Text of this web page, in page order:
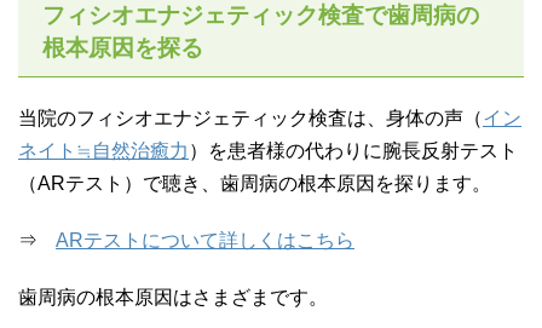
フィシオエナジェティック検査で歯周病の
根本原因を探る
当院のフィシオエナジェティック検査は、身体の声（イン
ネイト≒自然治癒力 ）を患者様の代わりに腕長反射テスト
（ARテスト）で聴き、歯周病の根本原因を探ります。
⇒ ARテストについて詳しくはこちら
歯周病の根本原因はさまざまです。